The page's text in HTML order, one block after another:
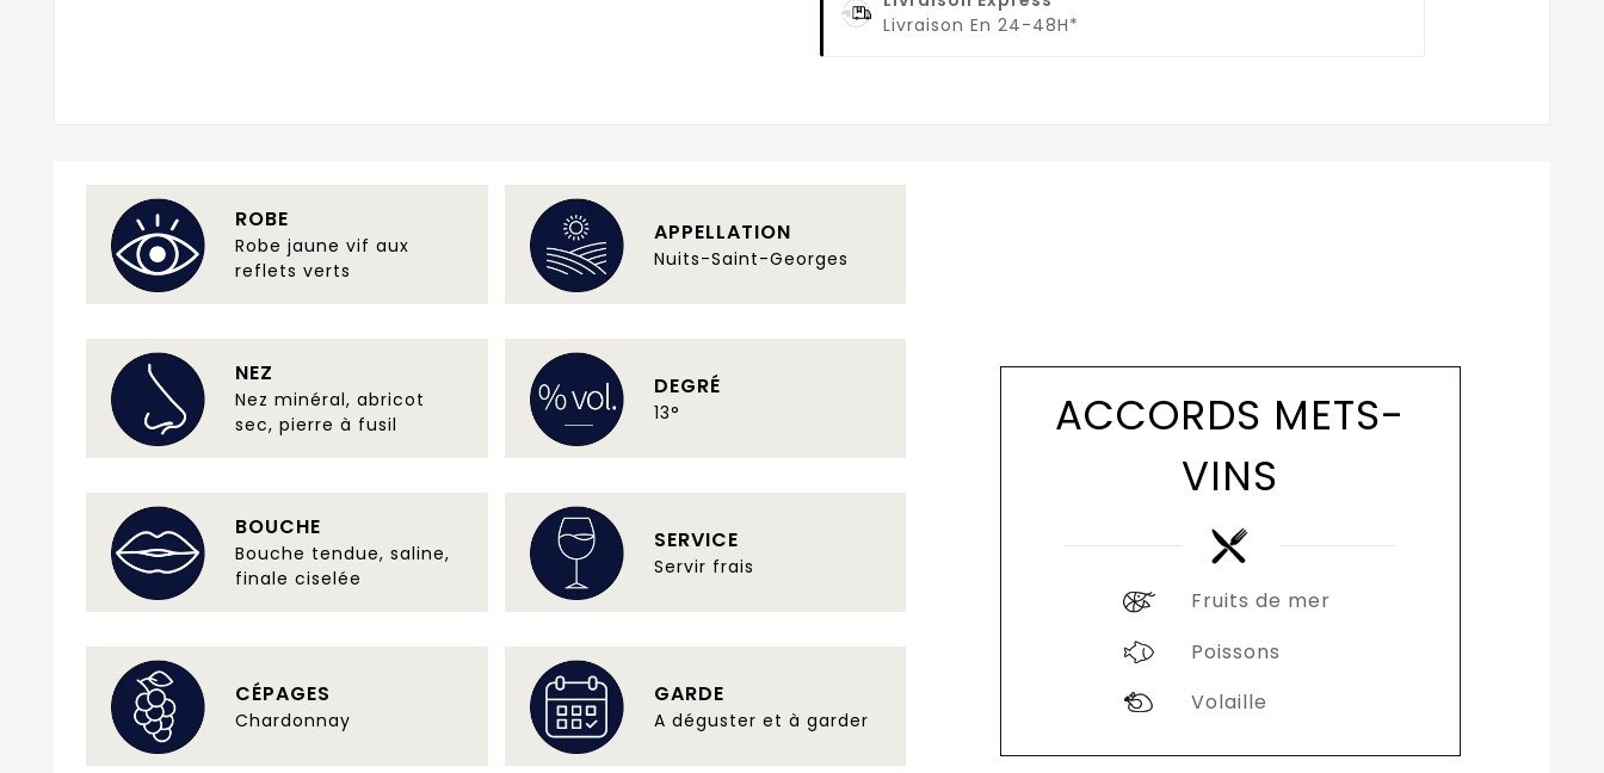
Livraison En 24-48H*
ROBE
Robe jaune vif aux
reflets verts
APPELLATION
Nuits-Saint-Georges
NEZ
Nez minéral, abricot
sec, pierre à fusil
DEGRÉ
13°
BOUCHE
Bouche tendue, saline,
finale ciselée
SERVICE
Servir frais
CÉPAGES
Chardonnay
GARDE
A déguster et à garder
ACCORDS METS-
VINS
Fruits de mer
Poissons
Volaille